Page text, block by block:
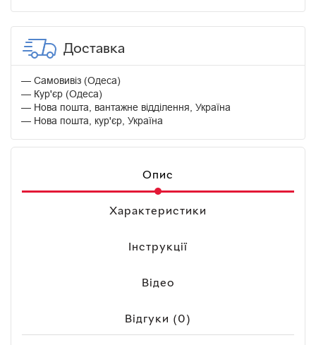
Доставка
Самовивіз (Одеса)
Кур'єр (Одеса)
Нова пошта, вантажне відділення, Україна
Нова пошта, кур'єр, Україна
Опис
Характеристики
Інструкції
Відео
Відгуки (0)